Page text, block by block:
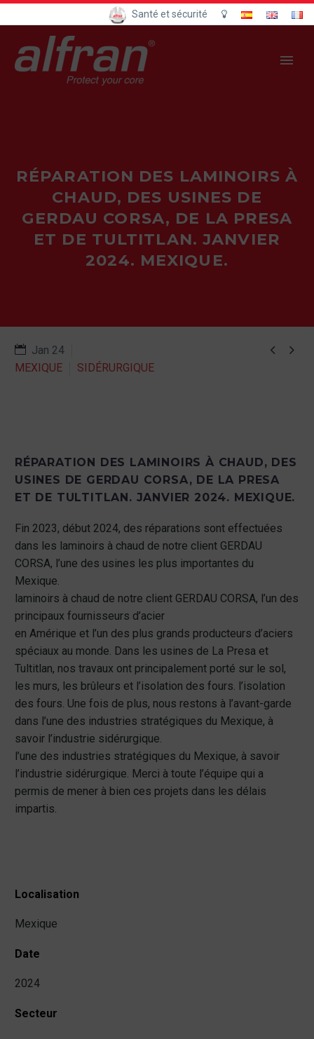
Santé et sécurité
RÉPARATION DES LAMINOIRS À
CHAUD, DES USINES DE
GERDAU CORSA, DE LA PRESA
ET DE TULTITLAN. JANVIER
2024. MEXIQUE.
 
Jan 24
MEXIQUE
SIDÉRURGIQUE
RÉPARATION DES LAMINOIRS À CHAUD, DES
USINES DE GERDAU CORSA, DE LA PRESA
ET DE TULTITLAN. JANVIER 2024. MEXIQUE.
Fin 2023, début 2024, des réparations sont effectuées
dans les laminoirs à chaud de notre client GERDAU
CORSA, l’une des usines les plus importantes du
Mexique.
laminoirs à chaud de notre client GERDAU CORSA, l’un des
principaux fournisseurs d’acier
en Amérique et l’un des plus grands producteurs d’aciers
spéciaux au monde. Dans les usines de La Presa et
Tultitlan, nos travaux ont principalement porté sur le sol,
les murs, les brûleurs et l’isolation des fours. l’isolation
des fours. Une fois de plus, nous restons à l’avant-garde
dans l’une des industries stratégiques du Mexique, à
savoir l’industrie sidérurgique.
l’une des industries stratégiques du Mexique, à savoir
l’industrie sidérurgique. Merci à toute l’équipe qui a
permis de mener à bien ces projets dans les délais
impartis.
Localisation
Mexique
Date
2024
Secteur